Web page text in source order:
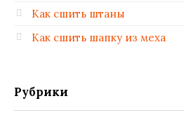
Как сшить штаны
Как сшить шапку из меха
Рубрики